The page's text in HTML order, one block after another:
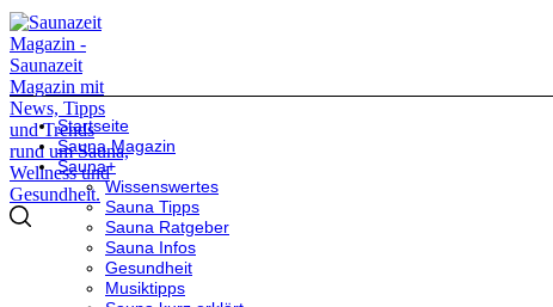
Startseite
Sauna Magazin
Sauna+
Wissenswertes
Sauna Tipps
Sauna Ratgeber
Sauna Infos
Gesundheit
Musiktipps